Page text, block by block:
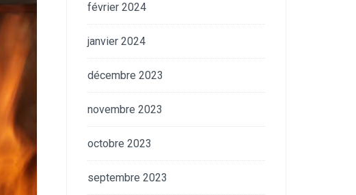
février 2024
janvier 2024
décembre 2023
novembre 2023
octobre 2023
septembre 2023